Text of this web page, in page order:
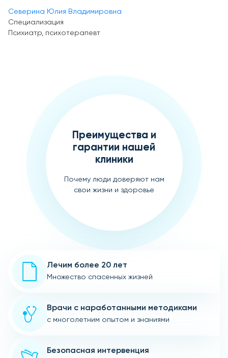
Северина Юлия Владимировна
Специализация
Психиатр, психотерапевт
Преимущества и
гарантии нашей
клиники
Почему люди доверяют нам
свои жизни и здоровье
Лечим более 20 лет
Множество спасенных жизней
Врачи с наработанными методиками
с многолетним опытом и знаниями
Безопасная интервенция